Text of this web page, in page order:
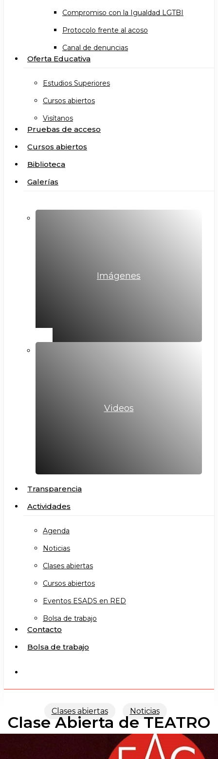
Compromiso con la Igualdad LGTBI
Protocolo frente al acoso
Canal de denuncias
Oferta Educativa
Estudios Superiores
Cursos abiertos
Visítanos
Pruebas de acceso
Cursos abiertos
Biblioteca
Galerías
Imágenes
Videos
Transparencia
Actividades
Agenda
Noticias
Clases abiertas
Cursos abiertos
Eventos ESADS en RED
Bolsa de trabajo
Contacto
Bolsa de trabajo
Clases abiertas Noticias
Clase Abierta de TEATRO
ISABELINO (GC)